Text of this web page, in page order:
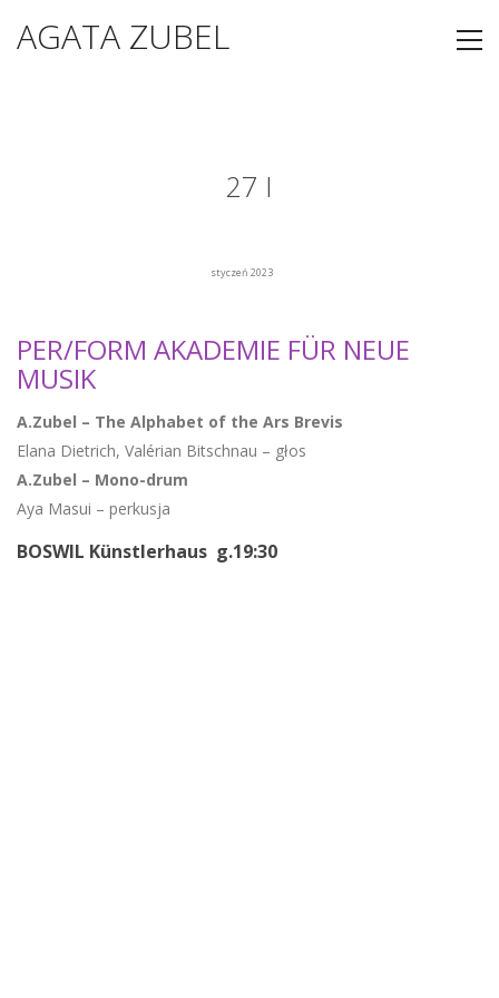
AGATA ZUBEL
27 I
styczeń 2023
PER/FORM AKADEMIE FÜR NEUE
MUSIK
A.Zubel – The Alphabet of the Ars Brevis
Elana Dietrich, Valérian Bitschnau – głos
A.Zubel – Mono-drum
Aya Masui – perkusja
BOSWIL Künstlerhaus g.19:30